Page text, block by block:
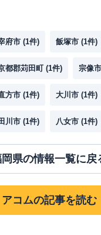
府市 (1件) 飯塚市 (1件)
都郡苅田町 (1件) 宗像市
方市 (1件) 大川市 (1件)
川市 (1件) 八女市 (1件)
県の情報一覧に戻
アコムの記事を読む